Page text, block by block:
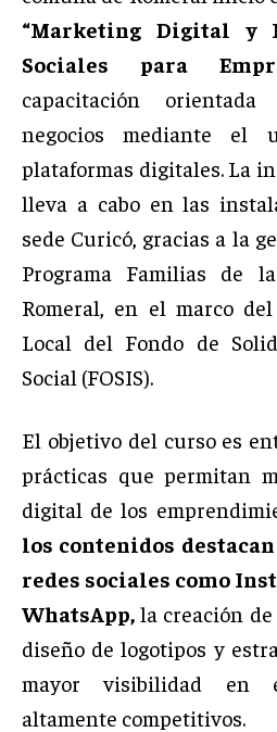
“Marketing Digital y
Sociales para
capacitación
negocios mediante el
plataformas digitales. La
lleva a cabo en las
sede Curicó, gracias a la
Programa Familias de
Romeral, en el marco
Local del Fondo de
Social (FOSIS).
El objetivo del curso es
prácticas que permitan
digital de los
los contenidos
redes sociales como
WhatsApp, la creación
diseño de logotipos y
mayor visibilidad en
altamente competitivos.